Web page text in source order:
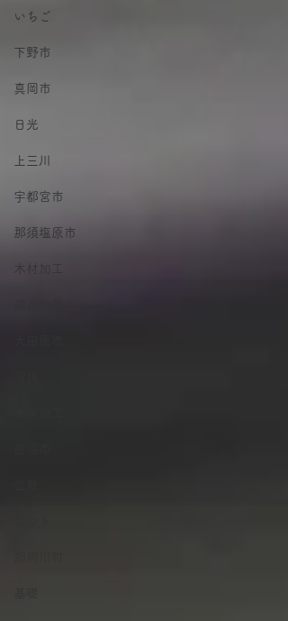
いちご
下野市
真岡市
日光
上三川
宇都宮市
那須塩原市